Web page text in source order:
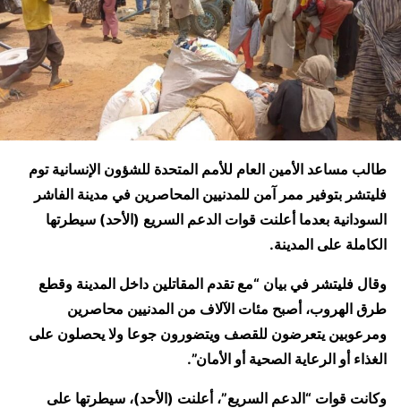
طالب مساعد الأمين العام للأمم المتحدة للشؤون الإنسانية توم
فليتشر بتوفير ممر آمن للمدنيين المحاصرين في مدينة الفاشر
السودانية بعدما أعلنت قوات الدعم السريع (الأحد) سيطرتها
الكاملة على المدينة.
وقال فليتشر في بيان “مع تقدم المقاتلين داخل المدينة وقطع
طرق الهروب، أصبح مئات الآلاف من المدنيين محاصرين
ومرعوبين يتعرضون للقصف ويتضورون جوعا ولا يحصلون على
الغذاء أو الرعاية الصحية أو الأمان”.
وكانت قوات “الدعم السريع”، أعلنت (الأحد)، سيطرتها على